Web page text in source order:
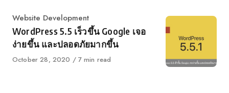
Category
Website Development
WordPress 5.5 เร็วขึ้น Google เจอ
ง่ายขึ้น และปลอดภัยมากขึ้น
Published
October 28, 2020 7 min read